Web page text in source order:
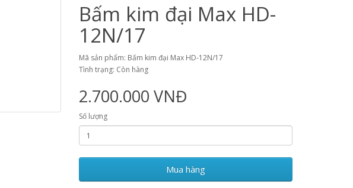
Bấm kim đại Max HD-
12N/17
Mã sản phẩm: Bấm kim đại Max HD-12N/17
Tình trạng: Còn hàng
2.700.000 VNĐ
Số lượng
Mua hàng